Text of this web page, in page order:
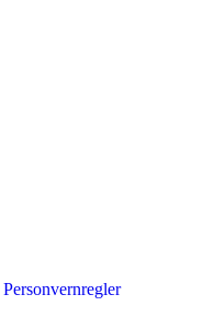
Personvernregler